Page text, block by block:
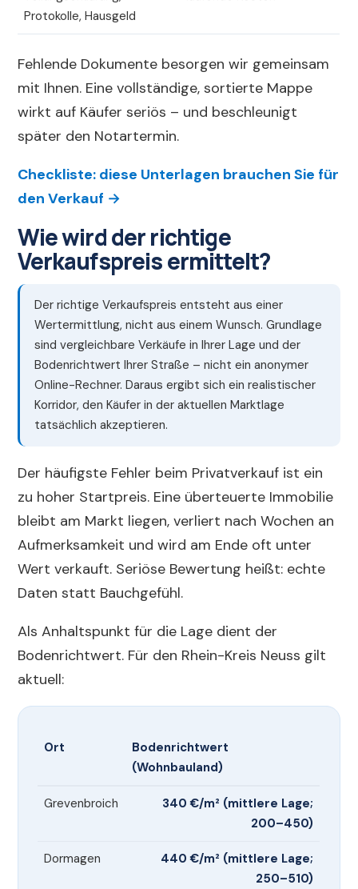
Protokolle, Hausgeld
Fehlende Dokumente besorgen wir gemeinsam
mit Ihnen. Eine vollständige, sortierte Mappe
wirkt auf Käufer seriös – und beschleunigt
später den Notartermin.
Checkliste: diese Unterlagen brauchen Sie für
den Verkauf →
Wie wird der richtige
Verkaufspreis ermittelt?
Der richtige Verkaufspreis entsteht aus einer
Wertermittlung, nicht aus einem Wunsch. Grundlage
sind vergleichbare Verkäufe in Ihrer Lage und der
Bodenrichtwert Ihrer Straße – nicht ein anonymer
Online-Rechner. Daraus ergibt sich ein realistischer
Korridor, den Käufer in der aktuellen Marktlage
tatsächlich akzeptieren.
Der häufigste Fehler beim Privatverkauf ist ein
zu hoher Startpreis. Eine überteuerte Immobilie
bleibt am Markt liegen, verliert nach Wochen an
Aufmerksamkeit und wird am Ende oft unter
Wert verkauft. Seriöse Bewertung heißt: echte
Daten statt Bauchgefühl.
Als Anhaltspunkt für die Lage dient der
Bodenrichtwert. Für den Rhein-Kreis Neuss gilt
aktuell:
Ort
Bodenrichtwert
(Wohnbauland)
Grevenbroich
340 €/m² (mittlere Lage;
200–450)
Dormagen
440 €/m² (mittlere Lage;
250–510)